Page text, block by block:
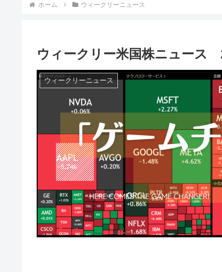
ホーム ウィークリーニュース
ウィークリー米国株ニュース
ウィークリーニュース